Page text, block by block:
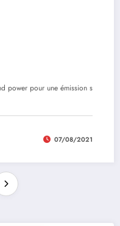
power pour une émission s
07/08/2021